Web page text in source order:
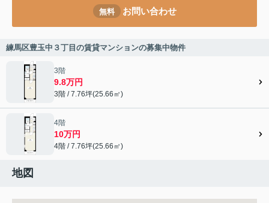
無料 お問い合わせ
練馬区豊玉中３丁目の賃貸マンションの募集中物件
3階
9.8万円
3階 / 7.76坪(25.66㎡)
4階
10万円
4階 / 7.76坪(25.66㎡)
地図